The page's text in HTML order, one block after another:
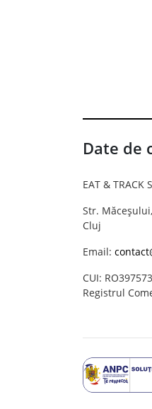
Date de
EAT & TRACK
Str.
Cluj
Email:
CUI:
Registrul